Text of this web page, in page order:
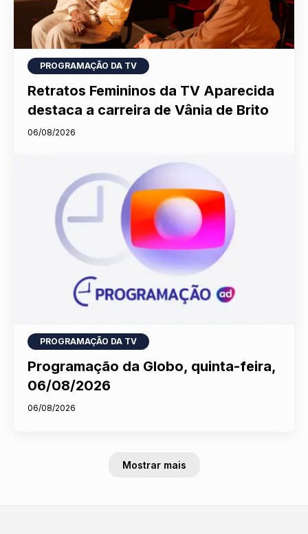
PROGRAMAÇÃO DA TV
Retratos Femininos da TV Aparecida
destaca a carreira de Vânia de Brito
06/08/2026
PROGRAMAÇÃO DA TV
Programação da Globo, quinta-feira,
06/08/2026
06/08/2026
Mostrar mais